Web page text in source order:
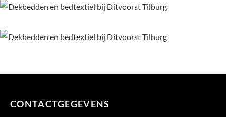
CONTACTGEGEVENS